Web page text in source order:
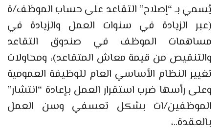
يُسمي بـ “إصلاح” التقاعد على حساب الموظف/ة
(عبر الزيادة في سنوات العمل والزيادة في
مساهمات الموظف في صندوق التقاعد
والتنقيص من قيمة معاش المتقاعد)، ومحاولات
تغيير النظام الأساسي العام للوظيفة العمومية
وعلى رأسها ضرب استقرار العمل بإعادة “انتشار”
الموظفين/ات بشكل تعسفي وسن العمل
بالعقدة..،